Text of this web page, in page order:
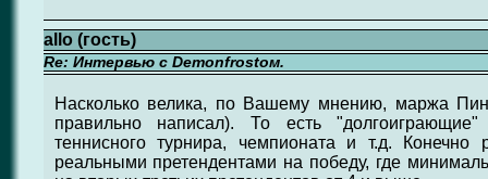
allo (гость)
Re: Интервью с Demonfrostом.
Насколько велика, по Вашему мнению, маржа
правильно написал). То есть
теннисного турнира, чемпионата и т.д. Конечно
реальными претендентами на победу, где